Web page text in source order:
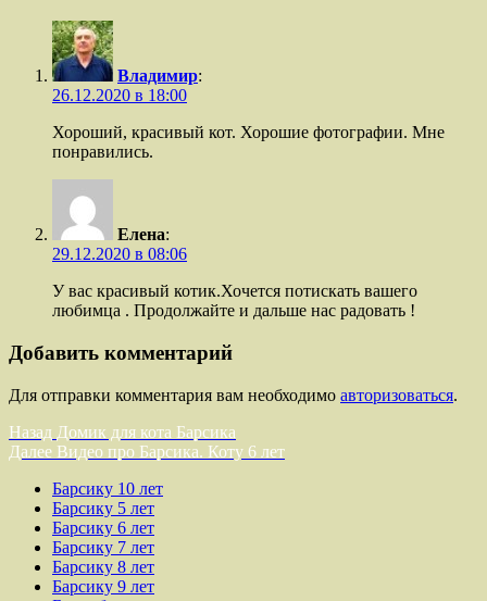
Владимир:
26.12.2020 в 18:00
Хороший, красивый кот. Хорошие фотографии. Мне
понравились.
Елена:
29.12.2020 в 08:06
У вас красивый котик.Хочется потискать вашего
любимца . Продолжайте и дальше нас радовать !
Добавить комментарий
Для отправки комментария вам необходимо авторизоваться.
Навигация
по
записям
Назад Предыдущая
запись:
Домик для кота Барсика
Далее Следующая
Видео про Барсика. Коту 6 лет
Барсику 10 лет
Барсику 5 лет
Барсику 6 лет
Барсику 7 лет
Барсику 8 лет
Барсику 9 лет